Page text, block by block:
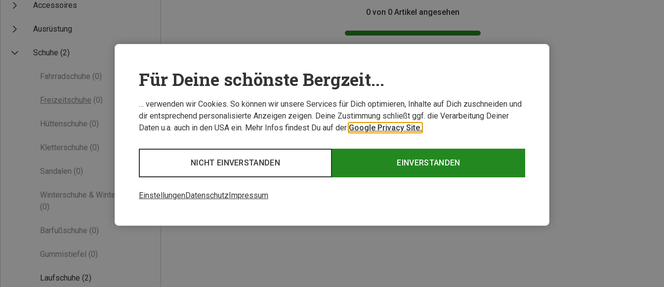
Accessoires
Ausrüstung
Schuhe (2)
Fahrradschuhe (0)
Freizeitschuhe (0)
Hüttenschuhe (0)
Kletterschuhe (0)
Sandalen (0)
Winterschuhe & Winterstiefel
(0)
Barfußschuhe (0)
Gummistiefel (0)
Laufschuhe (2)
0 von 0 Artikel angesehen
Für Deine schönste Bergzeit...
… verwenden wir Cookies. So können wir unsere Services für Dich optimieren, Inhalte auf Dich zuschneiden und
dir entsprechend personalisierte Anzeigen zeigen. Deine Zustimmung schließt ggf. die Verarbeitung Deiner
Daten u.a. auch in den USA ein. Mehr Infos findest Du auf der Google Privacy Site.
EINVERSTANDEN
NICHT EINVERSTANDEN
EinstellungenDatenschutzImpressum